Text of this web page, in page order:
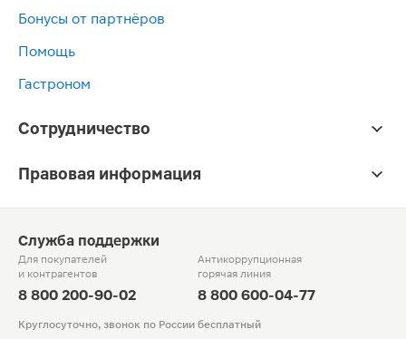
Бонусы от партнёров
Помощь
Гастроном
Сотрудничество
Правовая информация
Служба поддержки
Для покупателей
и контрагентов
8 800 200-90-02
Антикоррупционная
горячая линия
8 800 600-04-77
Круглосуточно, звонок по России бесплатный